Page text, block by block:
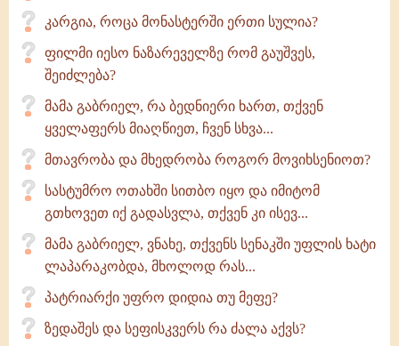
კარგია, როცა მონასტერში ერთი სულია?
ფილმი იესო ნაზარეველზე რომ გაუშვეს,
შეიძლება?
მამა გაბრიელ, რა ბედნიერი ხართ, თქვენ
ყველაფერს მიაღწიეთ, ჩვენ სხვა...
მთავრობა და მხედრობა როგორ მოვიხსენიოთ?
სასტუმრო ოთახში სითბო იყო და იმიტომ
გთხოვეთ იქ გადასვლა, თქვენ კი ისევ...
მამა გაბრიელ, ვნახე, თქვენს სენაკში უფლის ხატი
ლაპარაკობდა, მხოლოდ რას...
პატრიარქი უფრო დიდია თუ მეფე?
ზედაშეს და სეფისკვერს რა ძალა აქვს?